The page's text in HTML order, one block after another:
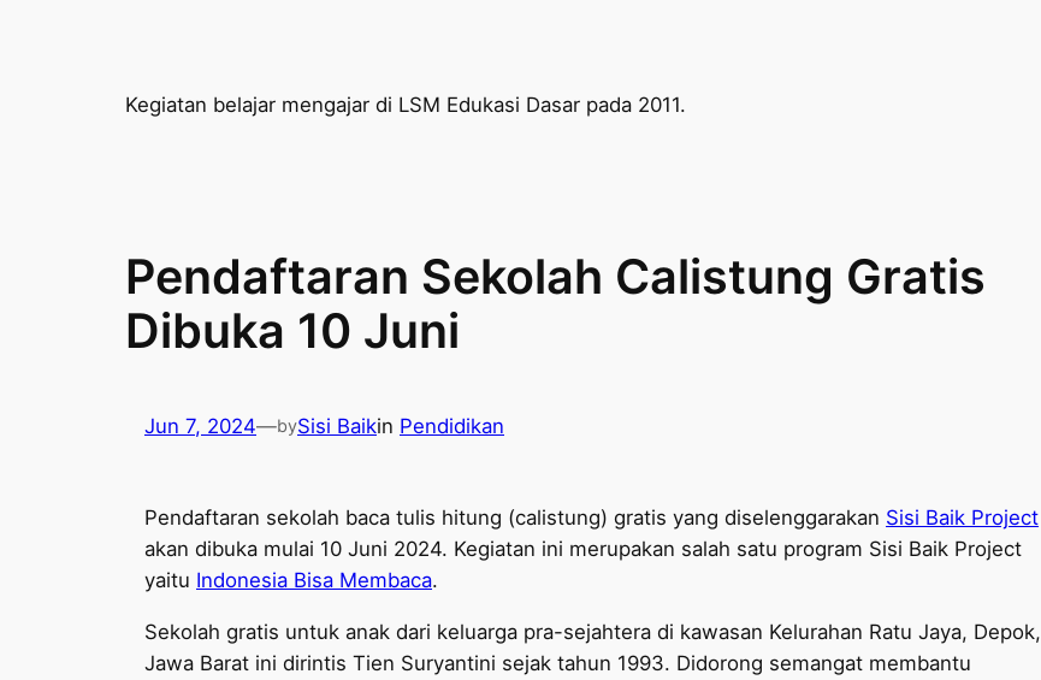
Kegiatan belajar mengajar di LSM Edukasi Dasar pada 2011.
Pendaftaran Sekolah Calistung Gratis
Dibuka 10 Juni
Jun 7, 2024—bySisi Baikin Pendidikan
Pendaftaran sekolah baca tulis hitung (calistung) gratis yang diselenggarakan Sisi Baik Project
akan dibuka mulai 10 Juni 2024. Kegiatan ini merupakan salah satu program Sisi Baik Project
yaitu Indonesia Bisa Membaca.
Sekolah gratis untuk anak dari keluarga pra-sejahtera di kawasan Kelurahan Ratu Jaya, Depok,
Jawa Barat ini dirintis Tien Suryantini sejak tahun 1993. Didorong semangat membantu